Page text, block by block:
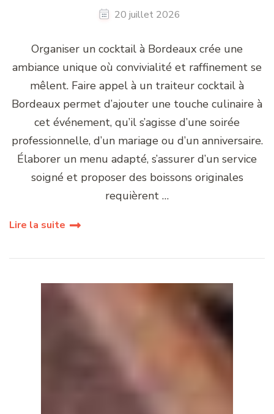
20 juillet 2026
Organiser un cocktail à Bordeaux crée une
ambiance unique où convivialité et raffinement se
mêlent. Faire appel à un traiteur cocktail à
Bordeaux permet d’ajouter une touche culinaire à
cet événement, qu’il s’agisse d’une soirée
professionnelle, d’un mariage ou d’un anniversaire.
Élaborer un menu adapté, s’assurer d’un service
soigné et proposer des boissons originales
requièrent …
Lire la suite